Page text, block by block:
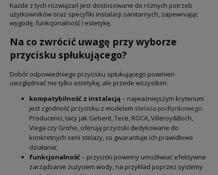
Każde z tych rozwiązań jest dostosowane do różnych potrzeb
użytkowników oraz specyfiki instalacji sanitarnych, zapewniając
wygodę, funkcjonalność i estetykę.
Na co zwrócić uwagę przy wyborze
przycisku spłukującego?
Dobór odpowiedniego przycisku spłukującego powinien
uwzględniać nie tylko estetykę, ale przede wszystkim:
kompatybilność z instalacją – najważniejszym kryterium
jest zgodność przycisku z modelem stelaża podtynkowego.
Producenci, tacy jak Geberit, Tece, ROCA, Villeroy&Boch,
Viega czy Grohe, oferują przyciski dedykowane do
konkretnych serii stelaży, co gwarantuje ich prawidłowe
działanie;
funkcjonalność – przyciski powinny umożliwiać efektywne
zarządzanie zużyciem wody, na przykład poprzez systemy